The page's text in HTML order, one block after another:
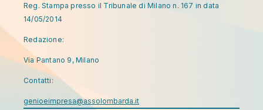
Reg. Stampa presso il Tribunale di Milano n. 167 in data
14/05/2014
Redazione:
Via Pantano 9, Milano
Contatti:
genioeimpresa@assolombarda.it